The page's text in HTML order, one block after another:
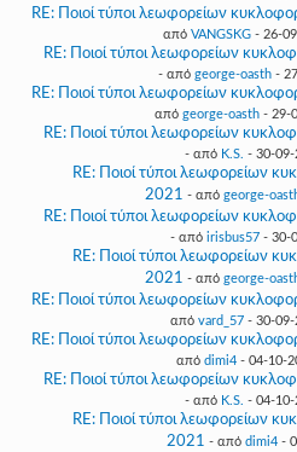
RE: Ποιοί τύποι λεωφορείων
από VANGSKG- 26-
RE: Ποιοί τύποι λεωφορείων
- από george-oasth-
RE: Ποιοί τύποι λεωφορείων
από george-oasth- 29-
RE: Ποιοί τύποι λεωφορείων
- από K.S. - 30-09-
RE: Ποιοί τύποι λεωφορείων
2021 - από george-
RE: Ποιοί τύποι λεωφορείων
- από irisbus57- 30-
RE: Ποιοί τύποι λεωφορείων
2021 - από george-
RE: Ποιοί τύποι λεωφορείων
από vard_57- 30-09-
RE: Ποιοί τύποι λεωφορείων
από dimi4 - 04-10-
RE: Ποιοί τύποι λεωφορείων
- από K.S. - 04-10-
RE: Ποιοί τύποι λεωφορείων
2021 - από dimi4 -